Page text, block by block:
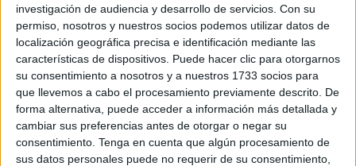
investigación de audiencia y desarrollo de servicios. Con su
permiso, nosotros y nuestros socios podemos utilizar datos de
localización geográfica precisa e identificación mediante las
características de dispositivos. Puede hacer clic para otorgarnos
su consentimiento a nosotros y a nuestros 1733 socios para
que llevemos a cabo el procesamiento previamente descrito. De
forma alternativa, puede acceder a información más detallada y
cambiar sus preferencias antes de otorgar o negar su
consentimiento. Tenga en cuenta que algún procesamiento de
sus datos personales puede no requerir de su consentimiento,
educativos. Desde la enseñanza inicial de palabras
simples hasta la exploración de términos más avanzados,
las fichas garantizan un aprendizaje progresivo y
personalizado.
Aconsejo plastificar el material, para poder usarlo tantas
veces como queramos.